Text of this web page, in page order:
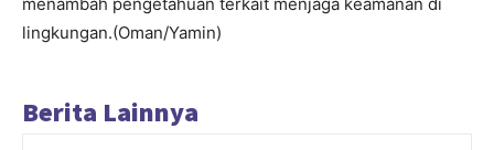
lingkungan.(Oman/Yamin)
Berita Lainnya